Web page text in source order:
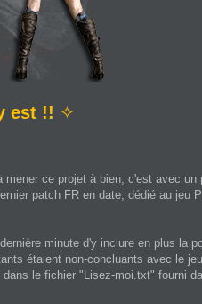
est !! ✧
mener ce projet à bien, c'est avec un
patch FR en date, dédié au jeu
minute d'y inclure en plus la
étaient non-concluants avec le
le fichier "Lisez-moi.txt" fourni